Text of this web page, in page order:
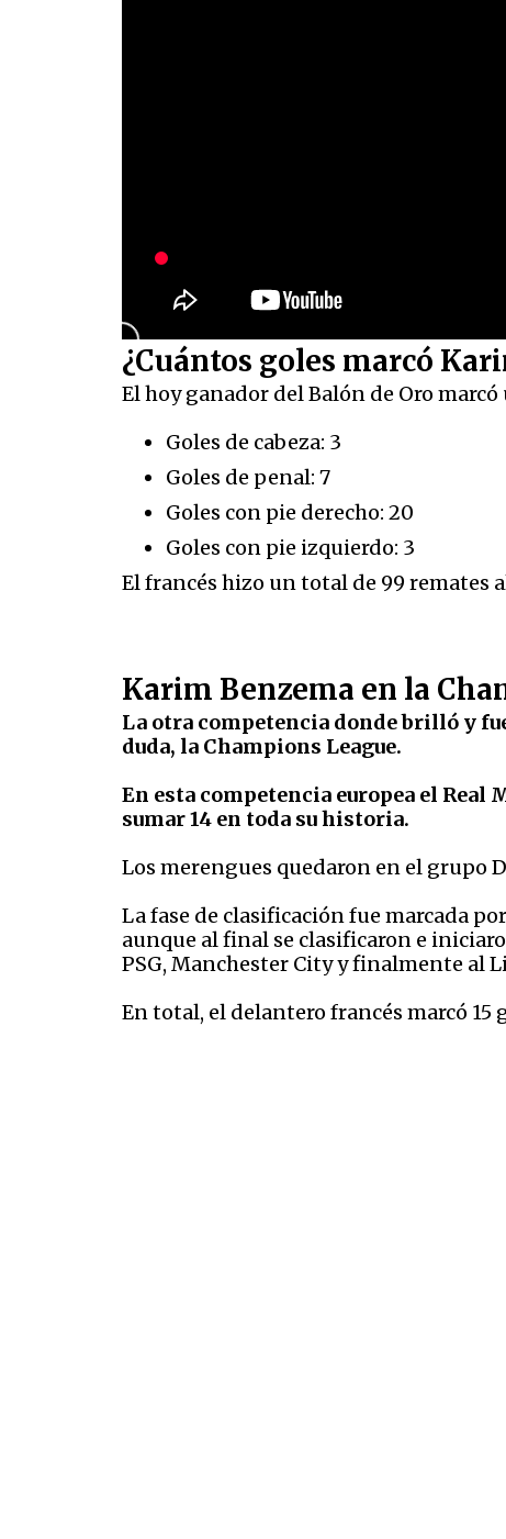
¿Cuántos goles marcó
El hoy ganador del Balón de Oro
Goles de cabeza: 3
Goles de penal: 7
Goles con pie derecho: 20
Goles con pie izquierdo: 3
El francés hizo un total de 99
Karim Benzema en la
La otra competencia donde brilló y
duda, la Champions League.
En esta competencia europea el Real
sumar 14 en toda su historia.
Los merengues quedaron en el grupo
La fase de clasificación fue marcada
aunque al final se clasificaron e
PSG, Manchester City y finalmente al
En total, el delantero francés marcó 15